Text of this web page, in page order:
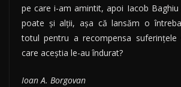
pe care i-am amintit, apoi Iacob
poate şi alţii, aşa că lansăm o
totul pentru a recompensa suferinţele
care aceştia le-au îndurat?
Ioan A. Borgovan